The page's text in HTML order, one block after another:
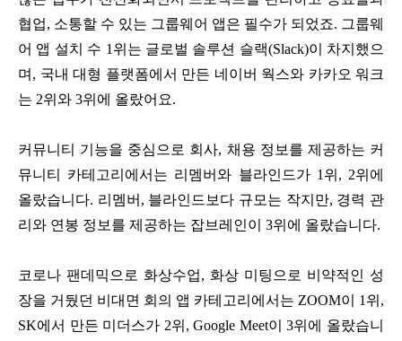
협업, 소통할 수 있는 그룹웨어 앱은 필수가 되었죠. 그룹웨
어 앱 설치 수 1 위는 글로벌 솔루션 슬랙(Slack)이 차지했으
며 , 국내 대형 플랫폼에서 만든 네이버 웍스와 카카오 워크
는 2위와 3위에 올랐어요.
커뮤니티 기능을 중심으로 회사, 채용 정보를 제공하는 커
뮤니티 카테고리에서는 리멤버와 블라인드가 1 위 , 2위에
올랐습니다. 리멤버 , 블라인드보다 규모는 작지만, 경력 관
리와 연봉 정보를 제공하는 잡브레인이 3위에 올랐습니다.
코로나 팬데믹으로 화상수업, 화상 미팅으로 비약적인 성
장을 거뒀던 비대면 회의 앱 카테고리에서는 ZOOM이 1 위 ,
SK에서 만든 미더스가 2위 , Google Meet이3위에 올랐습니